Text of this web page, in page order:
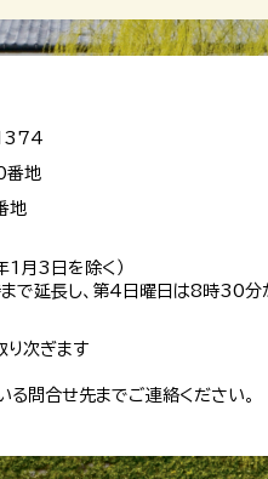
番地
地
月3日を除く）
延長し、第4日曜日は8時30分
り次ぎます
る問合せ先までご連絡ください。